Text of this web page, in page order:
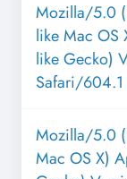
Mozilla/5.0
like Mac OS
like Gecko)
Safari/604.1
Mozilla/5.0
Mac OS X)